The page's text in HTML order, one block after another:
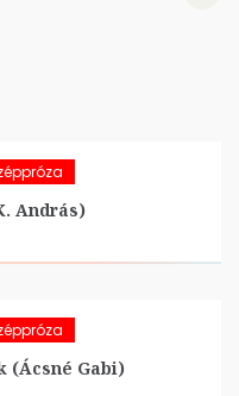
András)
(Ácsné Gabi)